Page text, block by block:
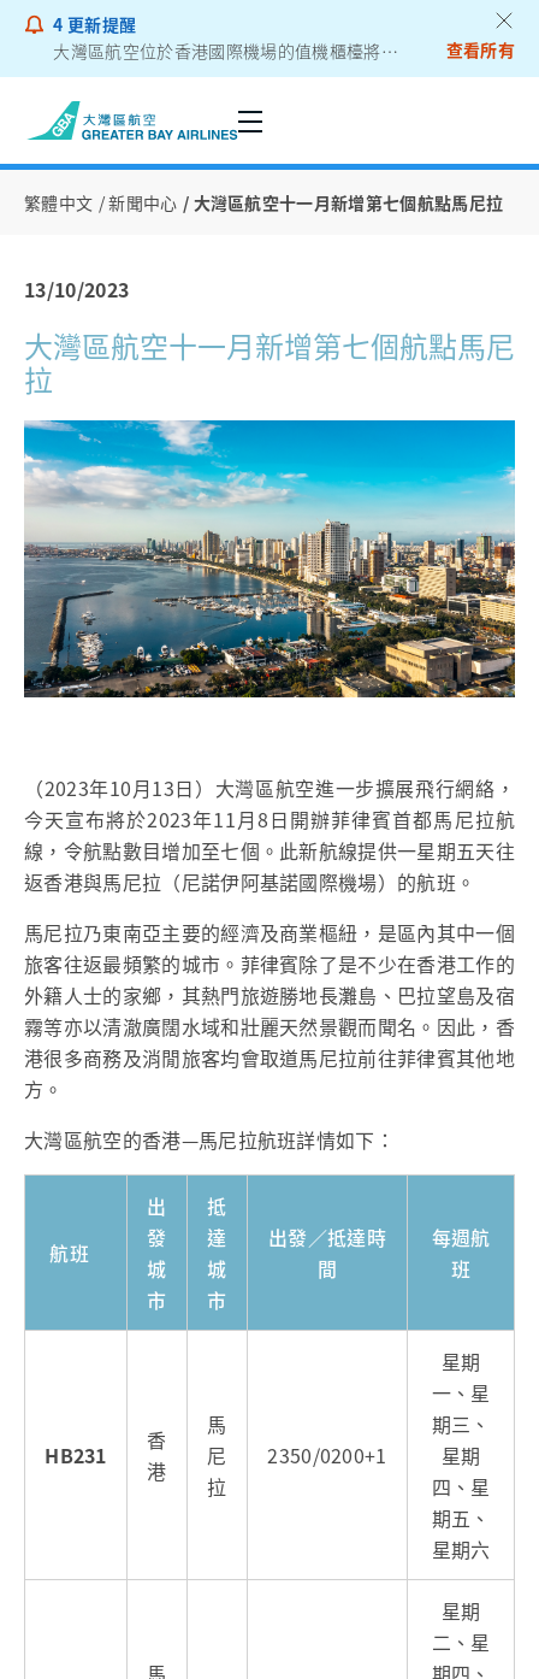
4 更新提醒
大灣區航空位於香港國際機場的值機櫃檯將遷往二號客運大樓
查看所有
繁體中文 新聞中心 大灣區航空十一月新增第七個航點馬尼拉
13/10/2023
大灣區航空十一月新增第七個航點馬尼
拉
（2023年10月13日）大灣區航空進一步擴展飛行網絡，
今天宣布將於2023年11月8日開辦菲律賓首都馬尼拉航
線，令航點數目增加至七個。此新航線提供一星期五天往
返香港與馬尼拉（尼諾伊阿基諾國際機場）的航班。
馬尼拉乃東南亞主要的經濟及商業樞紐，是區內其中一個
旅客往返最頻繁的城市。菲律賓除了是不少在香港工作的
外籍人士的家鄉，其熱門旅遊勝地長灘島、巴拉望島及宿
霧等亦以清澈廣闊水域和壯麗天然景觀而聞名。因此，香
港很多商務及消閒旅客均會取道馬尼拉前往菲律賓其他地
方。
大灣區航空的香港—馬尼拉航班詳情如下：
航班
出
發
城
市
抵
達
城
市
出發／抵達時
間
每週航
班
HB231
香
港
馬
尼
拉
2350/0200+1
星期
一、星
期三、
星期
四、星
期五、
星期六
馬
星期
二、星
期四、